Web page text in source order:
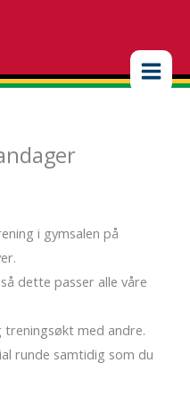
i gymsalen på
dette passer alle våre
med andre.
runde samtidig som du